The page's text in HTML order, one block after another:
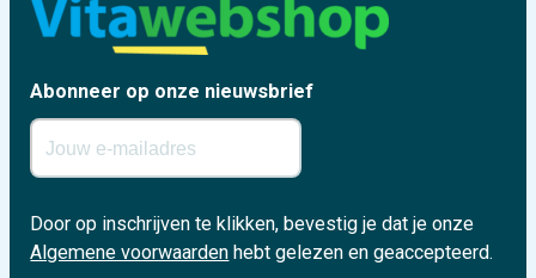
Abonneer op onze nieuwsbrief
Door op inschrijven te klikken, bevestig je dat je onze
Algemene voorwaarden hebt gelezen en geaccepteerd.